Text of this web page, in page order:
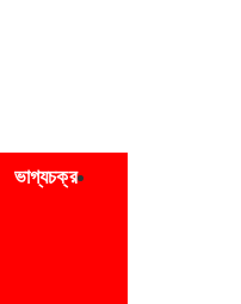
ভাগ্যচক্র